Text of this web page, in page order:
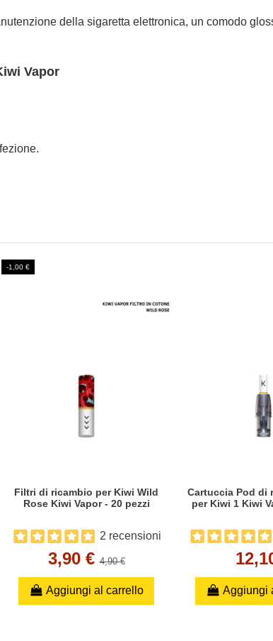
della sigaretta elettronica, un comodo
Vapor
-1,00 €
Filtri di ricambio per Kiwi Wild
Rose Kiwi Vapor - 20 pezzi
2 recensioni
3,90 €4,90 €
Aggiungi al carrello
Cartuccia Pod di
per Kiwi 1 Kiwi
Aggiungi